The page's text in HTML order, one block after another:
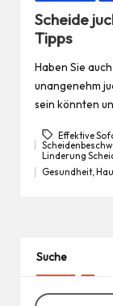
Scheide
Tipps
Haben Sie
unangenehm
sein könnten
Tags:
Effektive
Linderung
Posted
Gesundheit,
Suche